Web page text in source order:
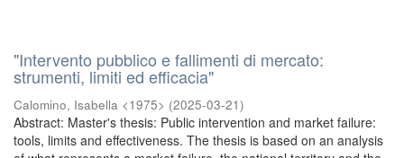
"Intervento pubblico e fallimenti di mercato:
strumenti, limiti ed efficacia"
Calomino, Isabella <1975> (2025-03-21)
Abstract: Master's thesis: Public intervention and market failure:
tools, limits and effectiveness. The thesis is based on an analysis